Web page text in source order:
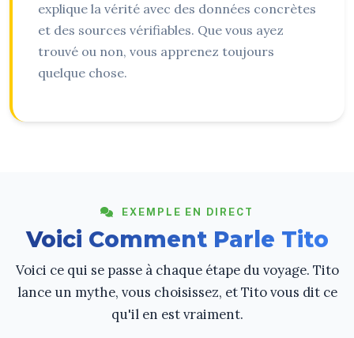
explique la vérité avec des données concrètes
et des sources vérifiables. Que vous ayez
trouvé ou non, vous apprenez toujours
quelque chose.
EXEMPLE EN DIRECT
Voici Comment Parle Tito
Voici ce qui se passe à chaque étape du voyage. Tito
lance un mythe, vous choisissez, et Tito vous dit ce
qu'il en est vraiment.